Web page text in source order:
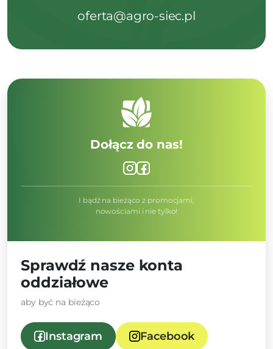
oferta@agro-siec.pl
Dołącz do nas!
I bądź na bieżąco z promocjami,
nowościami i nie tylko!
Sprawdź nasze konta
oddziałowe
aby być na bieżąco
Instagram Facebook